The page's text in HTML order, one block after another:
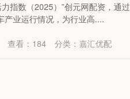
指数（2025）”创元网配资，通过
产业运行情况，为行业高....
查看： 184 分类： 嘉汇优配